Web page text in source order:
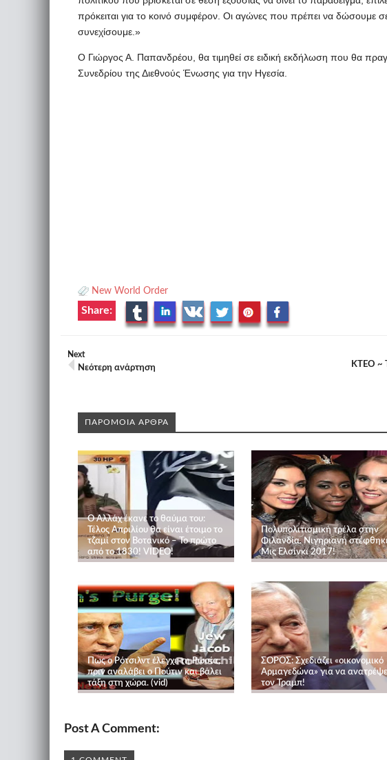
πρόκειται για το κοινό συμφέρον. Οι αγώνες που πρέπει να δώσουμε
συνεχίσουμε.»
Ο Γιώργος Α. Παπανδρέου, θα τιμηθεί σε ειδική εκδήλωση που θα
Συνεδρίου της Διεθνούς Ένωσης για την Ηγεσία.
New World Order
Share:
Next
Νεότερη ανάρτηση
ΚΤΕΟ ~
ΠΑΡΟΜΟΙΑ ΑΡΘΡΑ
Ο Αλλάχ έκανε το θαύμα του:
Τέλος Απριλίου θα είναι έτοιμο το
τζαμί στον Βοτανικό – Το πρώτο
από το 1830! VIDEO!
Πολυπολιτισμική τρέλα στην
Φιλανδία. Νιγηριανή
Μις Ελσίνκι 2017!
Πως ο Ρότσιλντ έλεγχε τη Ρωσία,
πριν αναλάβει ο Πούτιν και βάλει
τάξη στη χώρα. (vid)
ΣΟΡΟΣ: Σχεδιάζει «οικονομικό
Αρμαγεδώνα» για να
τον Τραμπ!
Post A Comment: